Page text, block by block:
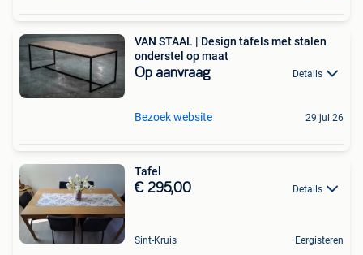
VAN STAAL | Design tafels met stalen
onderstel op maat
Op aanvraag Details
Bezoek website 29 jul 26
Tafel
€ 295,00 Details
Sint-Kruis Eergisteren